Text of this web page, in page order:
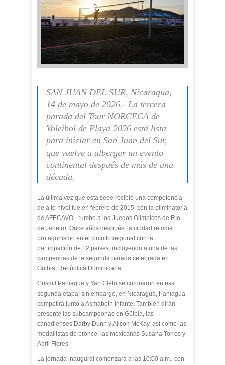
SAN JUAN DEL SUR, Nicaragua,
14 de mayo de 2026.- La tercera
parada del Tour NORCECA de
Voleibol de Playa 2026 está lista
para iniciar en San Juan del Sur,
que vuelve a albergar un evento
continental después de más de una
década.
La última vez que esta sede recibió una competencia
de alto nivel fue en febrero de 2015, con la eliminatoria
de AFECAVOL rumbo a los Juegos Olímpicos de Río
de Janeiro. Once años después, la ciudad retoma
protagonismo en el circuito regional con la
participación de 12 países, incluyendo a una de las
campeonas de la segunda parada celebrada en
Güibia, República Dominicana.
Crismil Paniagua y Yari Cleto se coronaron en esa
segunda etapa; sin embargo, en Nicaragua, Paniagua
competirá junto a Asmabeth Infante. También dirán
presente las subcampeonas en Güibia, las
canadienses Darby Dunn y Alison McKay, así como las
medallistas de bronce, las mexicanas Susana Torres y
Abril Flores.
La jornada inaugural comenzará a las 10:00 a.m., con